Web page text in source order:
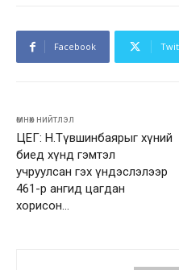
Facebook
өмнөх нийтлэл
ЦЕГ: Н.Түвшинбаярыг хүний
биед хүнд гэмтэл
учруулсан гэх үндэслэлээр
461-р ангид цагдан
хорисон…